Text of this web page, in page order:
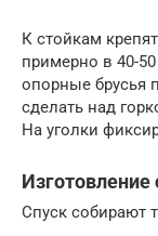
К стойкам
примерно в 40-
опорные брусья
сделать над
На уголки
Изготовление
Спуск собирают